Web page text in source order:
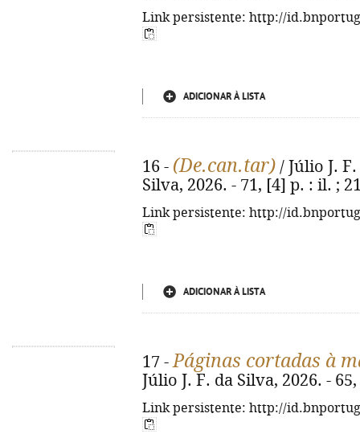
Link persistente: http://
ADICIONAR À LISTA
16 - (De.can.tar) / Júlio J.
Silva, 2026. - 71, [4] p. : il. ;
Link persistente: http://
ADICIONAR À LISTA
17 -Páginas cortadas à
Júlio J. F. da Silva, 2026. -
Link persistente: http://